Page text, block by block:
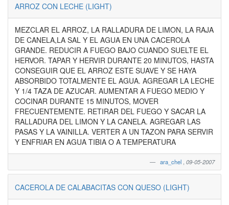
ARROZ CON LECHE (LIGHT)
MEZCLAR EL ARROZ, LA RALLADURA DE LIMON, LA RAJA
DE CANELA,LA SAL Y EL AGUA EN UNA CACEROLA
GRANDE. REDUCIR A FUEGO BAJO CUANDO SUELTE EL
HERVOR. TAPAR Y HERVIR DURANTE 20 MINUTOS, HASTA
CONSEGUIR QUE EL ARROZ ESTE SUAVE Y SE HAYA
ABSORBIDO TOTALMENTE EL AGUA. AGREGAR LA LECHE
Y 1/4 TAZA DE AZUCAR. AUMENTAR A FUEGO MEDIO Y
COCINAR DURANTE 15 MINUTOS, MOVER
FRECUENTEMENTE. RETIRAR DEL FUEGO Y SACAR LA
RALLADURA DEL LIMON Y LA CANELA. AGREGAR LAS
PASAS Y LA VAINILLA. VERTER A UN TAZON PARA SERVIR
Y ENFRIAR EN AGUA TIBIA O A TEMPERATURA
ara_chel 09-05-2007
CACEROLA DE CALABACITAS CON QUESO (LIGHT)